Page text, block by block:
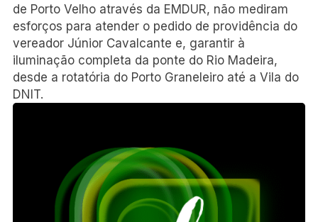
de Porto Velho através da EMDUR, não mediram
esforços para atender o pedido de providência do
vereador Júnior Cavalcante e, garantir à
iluminação completa da ponte do Rio Madeira,
desde a rotatória do Porto Graneleiro até a Vila do
DNIT.